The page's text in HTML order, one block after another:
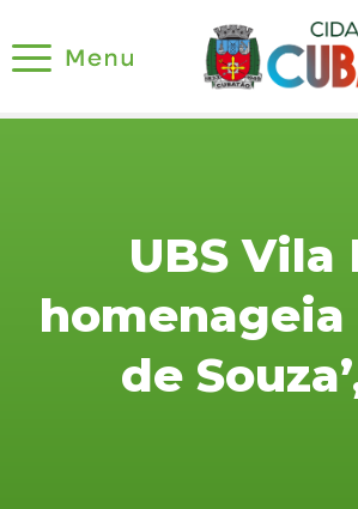
UBS Vila
homenageia
de